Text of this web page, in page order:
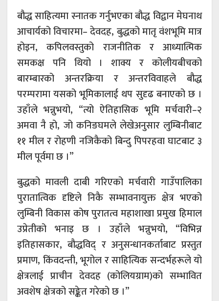
बौद्ध साहित्यमा स्नातक गर्नुभएका बौद्ध विद्वान मेघनाथ
आचार्यको विचारमा– देवदह, बुद्धको मातृ वंशभूमि मात्र
होइन, कपिलवस्तुको राजनीतिक र आध्यात्मिक
समकक्ष पनि थियो । शाक्य र कोलीयबीचको
बारम्बारको अन्तरक्रिया र अन्तरविवाहले बौद्ध
परम्परामा यसको भूमिकालाई थप सुदृढ बनाएको छ ।
उहाँले भन्नुभयो, “त्यो ऐतिहासिक भूमि मर्चवारी–२
अमवा नै हो, जो कनिङघमले लेखेअनुसार लुम्बिनीबाट
११ मील र रोहणी नजिकैको बिन्दु पिपरहवा घाटबाट ३
मील पूर्वमा छ ।”
बुद्धको मावली दाबी गरिएको मर्चवारी गाउँपालिका
पुरातात्विक दृष्टिले निकै सम्भावनायुक्त क्षेत्र भएको
लुम्बिनी विकास कोष पुरातत्व महाशाखा प्रमुख हिमाल
उप्रेतीको भनाइ छ । उहाँले भन्नुभयो, “विभिन्न
इतिहासकार, बौद्धविद् र अनुसन्धानकर्ताबाट प्रस्तुत
प्रमाण, किंवदन्ती, भूगोल र साहित्यिक सन्दर्भहरूले यो
क्षेत्रलाई प्राचीन देवदह (कोलियग्राम)को सम्भावित
अवशेष क्षेत्रको सङ्केत गरेको छ ।”